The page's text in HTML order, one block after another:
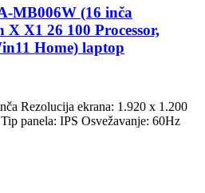
MB006W (16 inča
X1 26 100 Processor,
Home) laptop
Rezolucija ekrana: 1.920 x 1.200
panela: IPS Osvežavanje: 60Hz